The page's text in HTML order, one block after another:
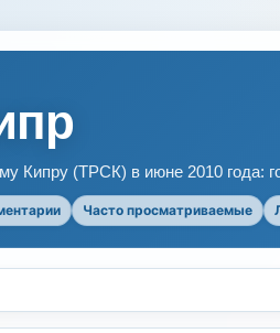
Кипру (ТРСК) в июне 2010 года:
Часто просматриваемые